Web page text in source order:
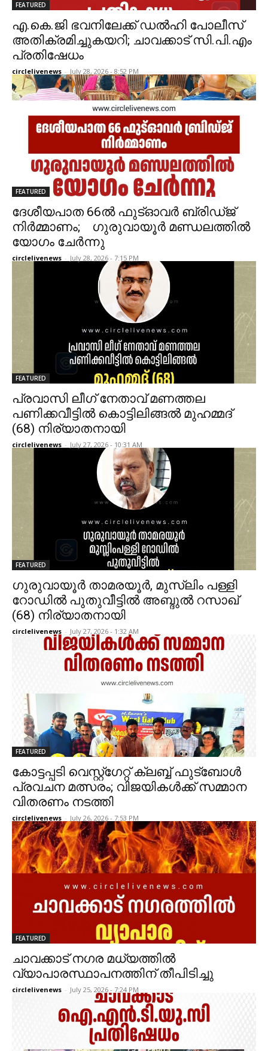
FEATURED
എ.കെ.ജി ഭവനിലേക്ക് ഡൽഹി പോലീസ്
അതിക്രമിച്ചുകയറി; ചാവക്കാട് സി.പി.എം
പ്രതിഷേധം
circlelivenews - July 28, 2026 - 8:52 PM
FEATURED
ദേശീയപാത 66ൽ ഫുട്ഓവര്‍ ബ്രിഡ്ജ്
നിര്‍മ്മാണം; ഗുരുവായൂർ മണ്ഡലത്തിൽ
യോഗം ചേർന്നു
circlelivenews - July 28, 2026 - 7:15 PM
FEATURED
പ്രവാസി ലീഗ് നേതാവ് മണത്തല
പണിക്കവീട്ടിൽ കൊട്ടിലിങ്ങൽ മുഹമ്മദ്
(68) നിര്യാതനായി
circlelivenews - July 27, 2026 - 10:31 AM
FEATURED
ഗുരുവായൂർ താമരയൂർ, മുസ്ലിം പള്ളി
റോഡിൽ പുതുവീട്ടിൽ അബ്ദുൽ റസാഖ്‌
(68) നിര്യാതനായി
circlelivenews - July 27, 2026 - 1:32 AM
FEATURED
കോട്ടപ്പടി വെസ്റ്റ്ഗേറ്റ് ക്ലബ്ബ് ഫുട്ബോൾ
പ്രവചന മത്സരം; വിജയികൾക്ക് സമ്മാന
വിതരണം നടത്തി
circlelivenews - July 26, 2026 - 7:53 PM
FEATURED
ചാവക്കാട് നഗര മധ്യത്തിൽ
വ്യാപാരസ്ഥാപനത്തിന് തീപിടിച്ചു
circlelivenews - July 25, 2026 - 7:24 PM